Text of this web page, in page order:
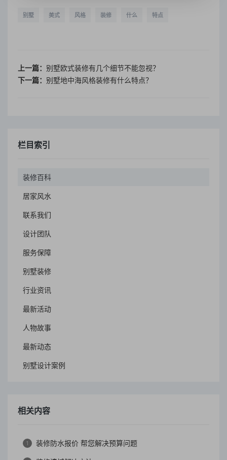
别墅 美式 风格 装修 什么 特点
上一篇： 别墅欧式装修有几个细节不能忽视？
下一篇： 别墅地中海风格装修有什么特点？
栏目索引
装修百科
居家风水
联系我们
设计团队
服务保障
别墅装修
行业资讯
最新活动
人物故事
最新动态
别墅设计案例
相关内容
1 装修防水报价 帮您解决预算问题